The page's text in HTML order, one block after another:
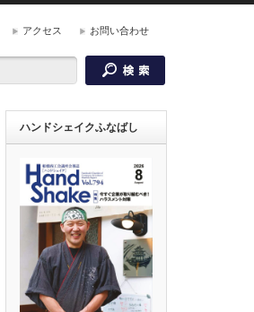
アクセス お問い合わせ
ハンドシェイクふなばし